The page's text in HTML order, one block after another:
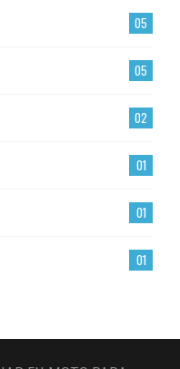
05
05
02
01
01
01